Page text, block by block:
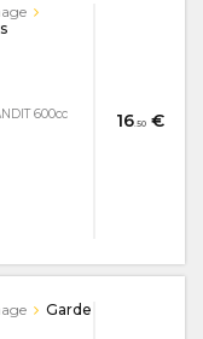
16.50€
600cc
Garde